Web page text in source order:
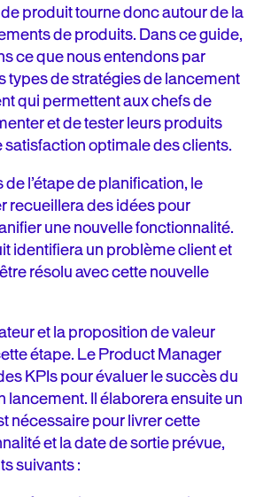
produit tourne donc autour de la
de produits. Dans ce guide,
ce que nous entendons par
types de stratégies de lancement
qui permettent aux chefs de
et de tester leurs produits
satisfaction optimale des clients.
de l’étape de planification, le
recueillera des idées pour
une nouvelle fonctionnalité.
identifiera un problème client et
résolu avec cette nouvelle
et la proposition de valeur
étape. Le Product Manager
KPIs pour évaluer le succès du
lancement. Il élaborera ensuite un
nécessaire pour livrer cette
et la date de sortie prévue,
suivants :